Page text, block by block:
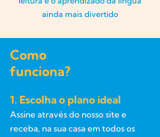
ainda mais divertido
Como
funciona?
1. Escolha o plano ideal
Assine através do nosso site e
receba, na sua casa em todos os